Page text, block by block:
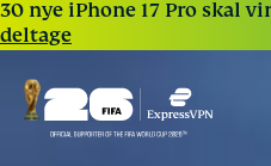
30 nye iPhone 17 Pro skal
deltage